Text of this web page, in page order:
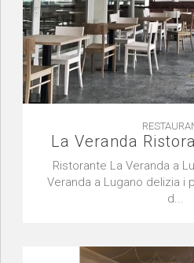
La Veranda
Ristorante La Veranda a
Veranda a Lugano delizia i
d...